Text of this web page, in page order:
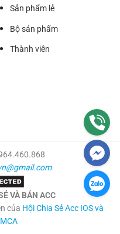
Sản phẩm lẻ
Bộ sản phẩm
Thành viên
VÀ BÁN ACC
của Hội Chia Sẻ Acc IOS và